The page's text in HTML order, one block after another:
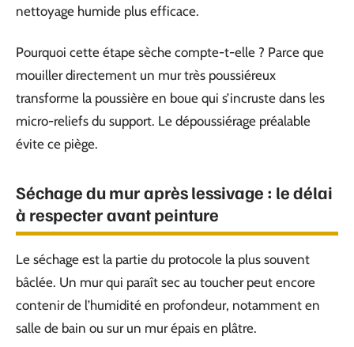
nettoyage humide plus efficace.
Pourquoi cette étape sèche compte-t-elle ? Parce que
mouiller directement un mur très poussiéreux
transforme la poussière en boue qui s’incruste dans les
micro-reliefs du support. Le dépoussiérage préalable
évite ce piège.
Séchage du mur après lessivage : le délai
à respecter avant peinture
Le séchage est la partie du protocole la plus souvent
bâclée. Un mur qui paraît sec au toucher peut encore
contenir de l’humidité en profondeur, notamment en
salle de bain ou sur un mur épais en plâtre.